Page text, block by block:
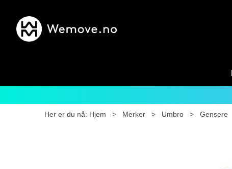
Her er du nå: Hjem > Merker > Umbro > Gensere